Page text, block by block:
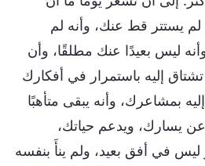
لم يستتر قط عنك، وأنه لم
ليس بعيدًا عنك مطلقًا، وأن
إليه باستمرار في أفكارك
بمشاعرك، وأنه يبقى متأهبًا
يسارك، ويدعم حياتك،
في أفق بعيد، ولم ينأَ بنفسه